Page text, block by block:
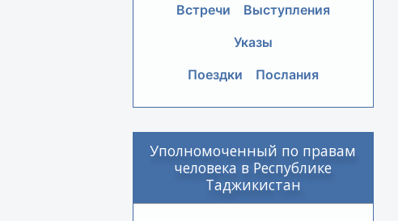
Встречи
Выступления
Указы
Поездки
Послания
Уполномоченный по правам
человека в Республике
Таджикистан